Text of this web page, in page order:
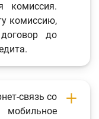
комиссия.
комиссию,
до
связь со